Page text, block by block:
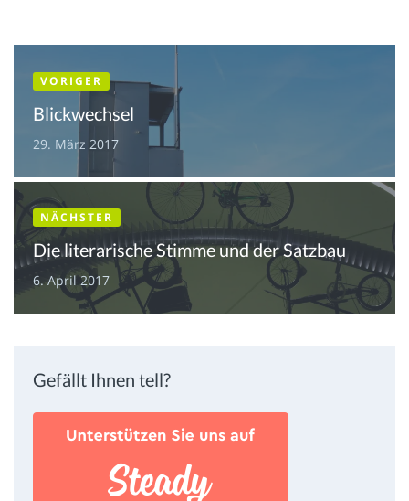
VORIGER
Blickwechsel
29. März 2017
NÄCHSTER
Die literarische Stimme und der Satzbau
6. April 2017
Gefällt Ihnen tell?